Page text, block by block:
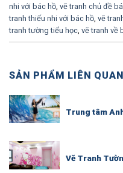
nhi với bác hồ, vẽ tranh chủ đề
tranh thiếu nhi với bác hồ, vẽ
tranh tường tiểu học, vẽ tranh về
SẢN PHẨM LIÊN QUAN
Trung tâm
Vẽ Tranh